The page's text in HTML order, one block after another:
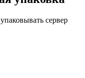
сервер